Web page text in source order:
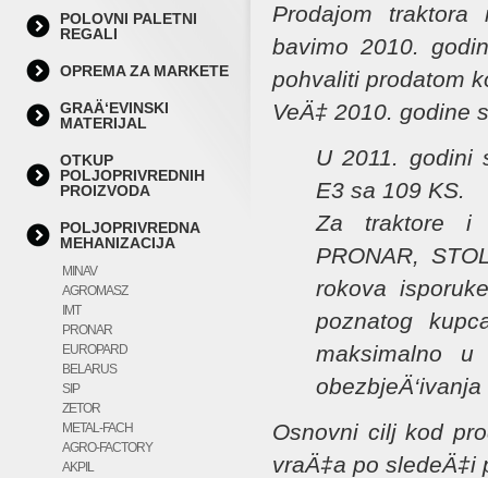
POLOVNI PALETNI
REGALI
OPREMA ZA MARKETE
GRAÄ‘EVINSKI
MATERIJAL
OTKUP
POLJOPRIVREDNIH
PROIZVODA
POLJOPRIVREDNA
MEHANIZACIJA
MINAV
AGROMASZ
IMT
PRONAR
EUROPARD
BELARUS
SIP
ZETOR
METAL-FACH
AGRO-FACTORY
AKPIL
Prodajom traktora
bavimo 2010.
pohvaliti prodatom
VeÄ‡ 2010. godine
U 2011. godini
E3 sa 109 KS.
Za traktore i
PRONAR,
rokova
poznatog
maksimalno
Osnovni cilj kod
vraÄ‡a po sledeÄ‡i